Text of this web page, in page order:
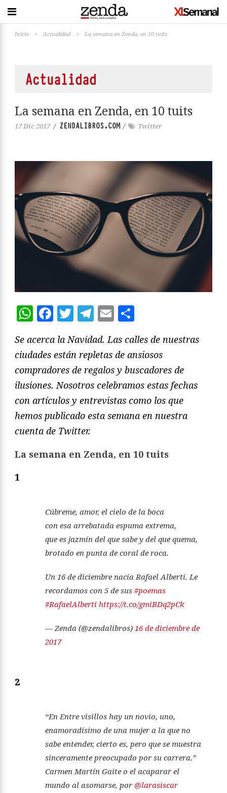
Inicio > Actualidad > La semana en Zenda, en 10 tuits
Actualidad
La semana en Zenda, en 10 tuits
17 Dic 2017 / ZENDALIBROS.COM/ Twitter
WhatsApp
Facebook
Twitter
Telegram
Email
Se acerca la Navidad. Las calles de nuestras
ciudades están repletas de ansiosos
compradores de regalos y buscadores de
ilusiones. Nosotros celebramos estas fechas
con artículos y entrevistas como los que
hemos publicado esta semana en nuestra
cuenta de Twitter.
La semana en Zenda, en 10 tuits
1
Cúbreme, amor, el cielo de la boca
con esa arrebatada espuma extrema,
que es jazmín del que sabe y del que quema,
brotado en punta de coral de roca.
Un 16 de diciembre nacía Rafael Alberti. Le
recordamos con 5 de sus #poemas
#RafaelAlberti https://t.co/gmiBDq2pCk
— Zenda (@zendalibros) 16 de diciembre de
2017
2
“En Entre visillos hay un novio, uno,
enamoradísimo de una mujer a la que no
sabe entender, cierto es, pero que se muestra
sinceramente preocupado por su carrera.”
Carmen Martín Gaite o el acaparar el
mundo al asomarse, por @larasiscar